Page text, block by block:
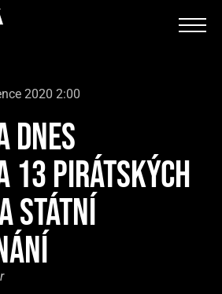
2020 2:00
DNES
13 PIRÁTSKÝCH
STÁTNÍ